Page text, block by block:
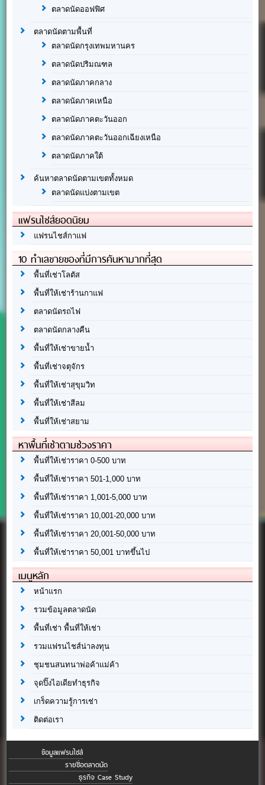
ตลาดนัดออฟฟิศ
ตลาดนัดตามพื้นที่
ตลาดนัดกรุงเทพมหานคร
ตลาดนัดปริมณฑล
ตลาดนัดภาคกลาง
ตลาดนัดภาคเหนือ
ตลาดนัดภาคตะวันออก
ตลาดนัดภาคตะวันออกเฉียงเหนือ
ตลาดนัดภาคใต้
ค้นหาตลาดนัดตามเขตทั้งหมด
ตลาดนัดแบ่งตามเขต
แฟรนไชส์ยอดนิยม
แฟรนไชส์กาแฟ
10 ทำเลขายของที่มีการค้นหามากที่สุด
พื้นที่เช่าโลตัส
พื้นที่ให้เช่าร้านกาแฟ
ตลาดนัดรถไฟ
ตลาดนัดกลางคืน
พื้นที่ให้เช่าขายน้ำ
พื้นที่เช่าจตุจักร
พื้นที่ให้เช่าสุขุมวิท
พื้นที่ให้เช่าสีลม
พื้นที่ให้เช่าสยาม
หาพื้นที่เช่าตามช่วงราคา
พื้นที่ให้เช่าราคา 0-500 บาท
พื้นที่ให้เช่าราคา 501-1,000 บาท
พื้นที่ให้เช่าราคา 1,001-5,000 บาท
พื้นที่ให้เช่าราคา 10,001-20,000 บาท
พื้นที่ให้เช่าราคา 20,001-50,000 บาท
พื้นที่ให้เช่าราคา 50,001 บาทขึ้นไป
เมนูหลัก
หน้าแรก
รวมข้อมูลตลาดนัด
พื้นที่เช่า พื้นที่ให้เช่า
รวมแฟรนไชส์น่าลงทุน
ชุมชนสนทนาพ่อค้าแม่ค้า
จุดปิ๊งไอเดียทำธุรกิจ
เกร็ดความรู้การเช่า
ติดต่อเรา
ข้อมูลแฟรนไชส์
รายชื่อตลาดนัด
ธุรกิจ Case Study